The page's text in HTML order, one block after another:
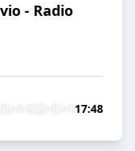
- Radio
17:48